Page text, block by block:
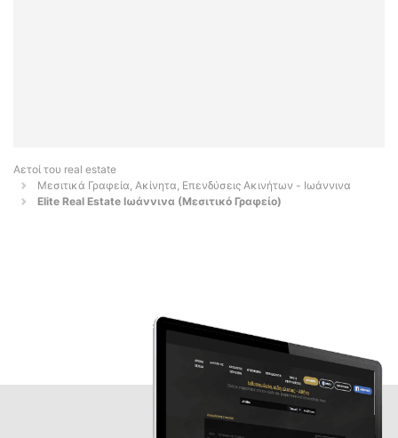
Αετοί του real estate
Μεσιτικά Γραφεία, Ακίνητα, Επενδύσεις Ακινήτων - Ιωάννινα
Elite Real Estate Ιωάννινα (Μεσιτικό Γραφείο)